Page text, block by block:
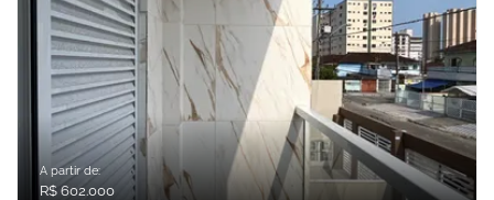
A partir de:
R$ 602.000